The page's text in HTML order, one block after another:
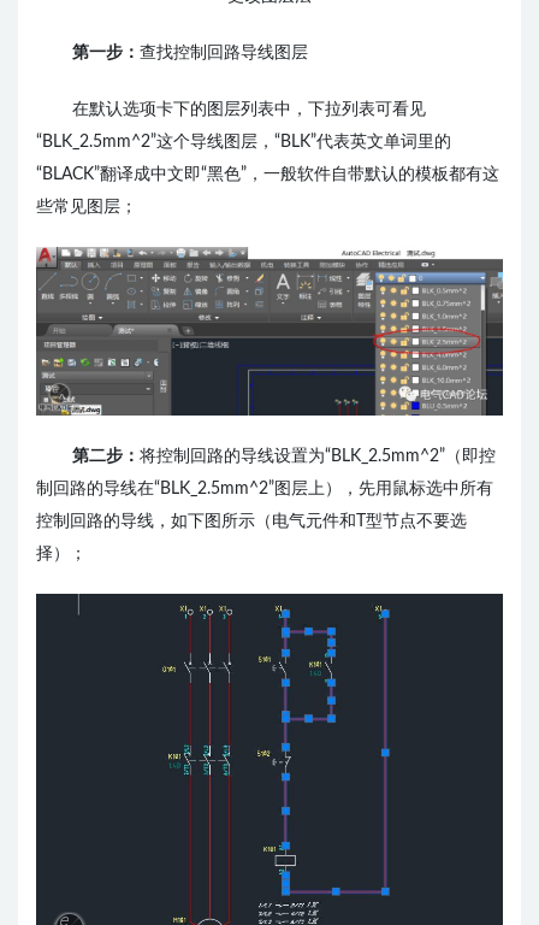
第一步： 查找控制回路导线图层
在默认选项卡下的图层列表中，下拉列表可看见
“BLK_2.5mm^2”这个导线图层，“BLK”代表英文单词里的
“BLACK”翻译成中文即“黑色”，一般软件自带默认的模板都有这
些常见图层；
第二步： 将控制回路的导线设置为“BLK_2.5mm^2”（即控
制回路的导线在“BLK_2.5mm^2”图层上）， 先用鼠标选中所有
控制回路的导线，如下图所示（电气元件和T型节点不要选
择）；